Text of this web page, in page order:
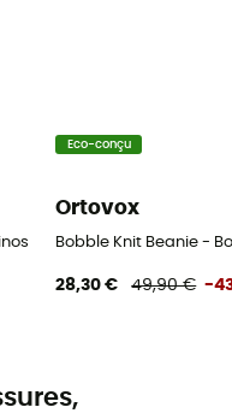
Eco-conçu
Ortovox
Bobble Knit Beanie -
28,30 € 49,90 € -